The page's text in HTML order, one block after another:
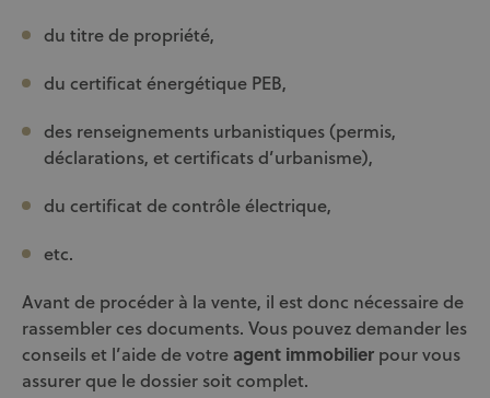
du titre de propriété,
du certificat énergétique PEB,
des renseignements urbanistiques (permis,
déclarations, et certificats d’urbanisme),
du certificat de contrôle électrique,
etc.
Avant de procéder à la vente, il est donc nécessaire de
rassembler ces documents. Vous pouvez demander les
conseils et l’aide de votre agent immobilier pour vous
assurer que le dossier soit complet.